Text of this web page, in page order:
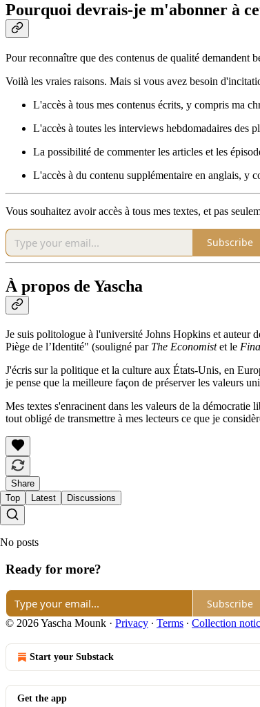
Pourquoi devrais-je m'abonner à
Pour reconnaître que des contenus de qualité demandent
Voilà les vraies raisons. Mais si vous avez besoin
L'accès à tous mes contenus écrits, y compris ma
L'accès à toutes les interviews hebdomadaires des
La possibilité de commenter les articles et les
L'accès à du contenu supplémentaire en anglais, y
Vous souhaitez avoir accès à tous mes textes, et pas
Subscribe
À propos de Yascha
Je suis politologue à l'université Johns Hopkins et auteur
Piège de l’Identité" (souligné par The Economistet le
J'écris sur la politique et la culture aux États-Unis, en
je pense que la meilleure façon de préserver les valeurs
Mes textes s'enracinent dans les valeurs de la
tout obligé de transmettre à mes lecteurs ce que je
Share
Top
Latest Discussions
No posts
Ready for more?
Subscribe
© 2026 Yascha Mounk · Privacy ∙ Terms ∙ Collection
Start your Substack
Get the app